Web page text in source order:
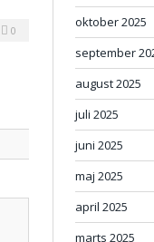
0
oktober 2025
september
august 2025
juli 2025
juni 2025
maj 2025
april 2025
marts 2025